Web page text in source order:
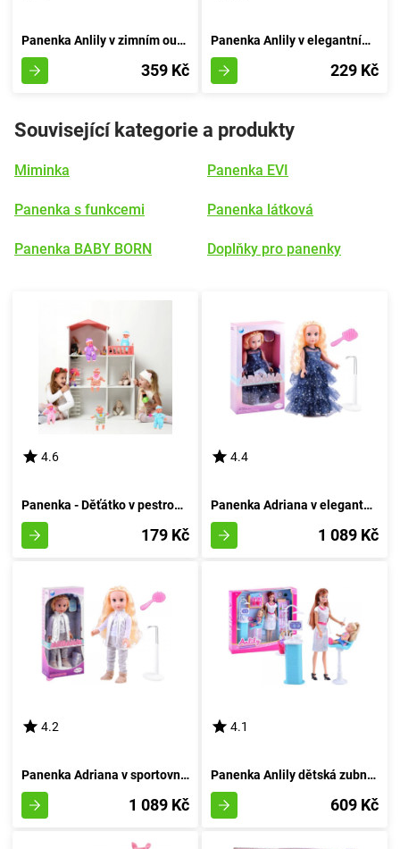
Panenka Anlily v zimním outfitu
359 Kč
Panenka Anlily v elegantním oděvu a koruně
229 Kč
Související kategorie a produkty
Miminka
Panenka s funkcemi
Panenka BABY BORN
Panenka EVI
Panenka látková
Doplňky pro panenky
4.6
Panenka - Děťátko v pestrobarevných pantoflích s dudlíkem
179 Kč
4.4
Panenka Adriana v elegantní róbě
1 089 Kč
4.2
Panenka Adriana v sportovním outfitu
1 089 Kč
4.1
Panenka Anlily dětská zubní lékařka
609 Kč